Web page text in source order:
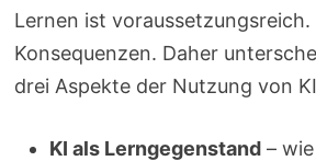
Lernen ist voraussetzungsreich.
Konsequenzen. Daher
drei Aspekte der Nutzung von
KI als Lerngegenstand –